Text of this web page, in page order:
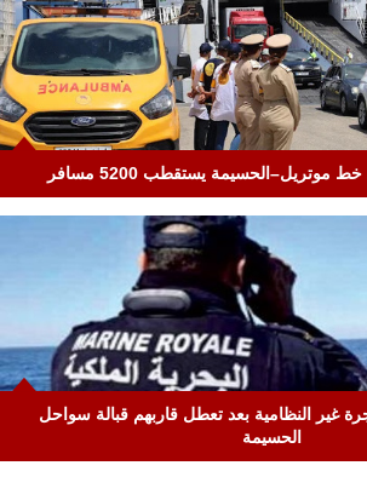
موتريل–الحسيمة يستقطب 5200 مسافر
للهجرة غير النظامية بعد تعطل قاربهم قبالة سواحل
الحسيمة